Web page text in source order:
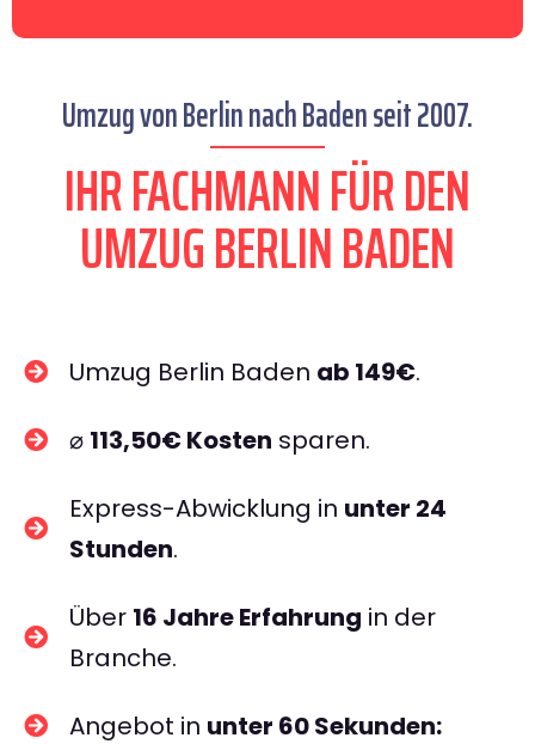
Umzug von Berlin nach Baden seit 2007.
IHR FACHMANN FÜR DEN
UMZUG BERLIN BADEN
Umzug Berlin Baden ab 149€.
⌀ 113,50€ Kosten sparen.
Express-Abwicklung in unter 24
Stunden.
Über 16 Jahre Erfahrung in der
Branche.
Angebot in unter 60 Sekunden: